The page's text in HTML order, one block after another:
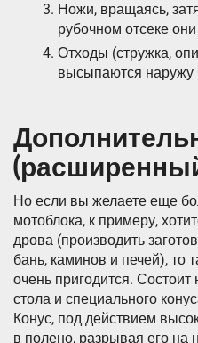
Ножи, вращаясь,
рубочном отсеке
Отходы (стружка,
высыпаются наружу
Но если вы желаете еще
мотоблока, к примеру,
дрова (производить
бань, каминов и печей), то
очень пригодится. Состоит
стола и специального
Конус, под действием
в полено, разрывая его на